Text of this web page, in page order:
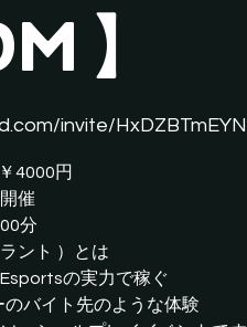
】
invite/HxDZBTmEYN
4000円
催
分
ント ）とは
の実力で稼ぐ
バイト先のような体験